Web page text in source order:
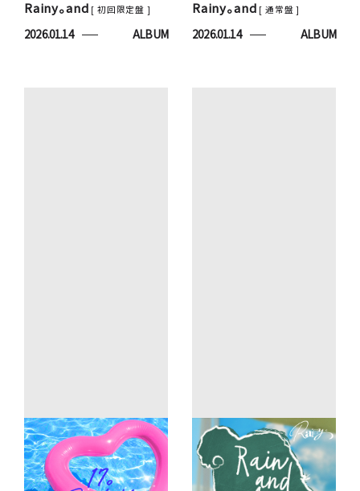
Rainy。and [ 初回限定盤 ]
2026.01.14 ALBUM
Rainy。and [ 通常盤 ]
2026.01.14 ALBUM